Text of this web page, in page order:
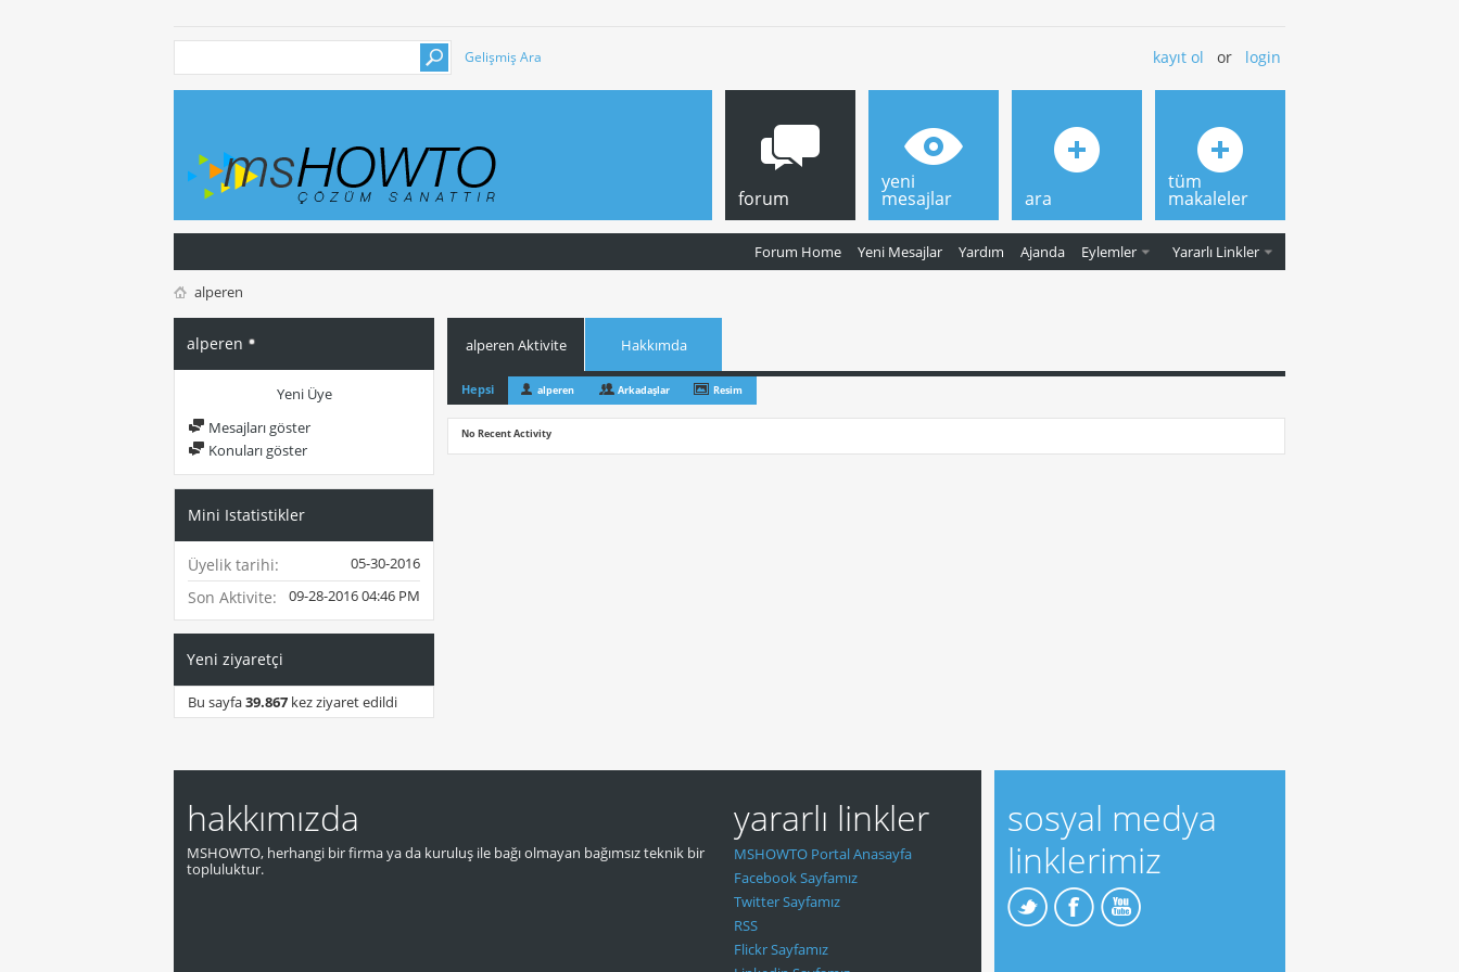
Gelişmiş Ara kayıt ol or login
forum
Forum Home Yeni Mesajlar Yardım Ajanda Eylemler Yararlı Linkler
yeni
mesajlar ara
tüm
makaleler
alperen
alperen
Yeni Üye
Mesajları göster
Konuları göster
Mini Istatistikler
Üyelik tarihi 05-30-2016
Son Aktivite 09-28-201604:46 PM
Yeni ziyaretçi
Bu sayfa39.867 kez ziyaret edildi
alperen Aktivite Hakkımda
Hepsi alperen Arkadaşlar Resim
No Recent Activity
hakkımızda
MSHOWTO, herhangi bir firma ya da kuruluş ile bağı olmayan bağımsız teknik bir
topluluktur.
yararlı linkler
MSHOWTO Portal Anasayfa
Facebook Sayfamız
Twitter Sayfamız
RSS
Flickr Sayfamız
sosyal medya
linklerimiz